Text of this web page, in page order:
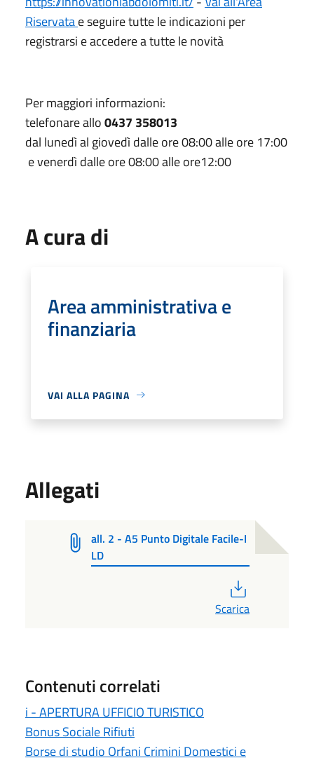
Riservatae seguire tutte le indicazioni per
registrarsi e accedere a tutte le novità
Per maggiori informazioni:
telefonare allo0437 358013
dal lunedì al giovedì dalle ore 08:00 alle ore 17:00
e venerdì dalle ore 08:00 alle ore12:00
A cura di
Area amministrativa e
finanziaria
VAI ALLA PAGINA
Allegati
all. 2 - A5 Punto Digitale Facile-I
LD
Scarica
Contenuti correlati
i - APERTURA UFFICIO TURISTICO
Bonus Sociale Rifiuti
Borse di studio Orfani Crimini Domestici e